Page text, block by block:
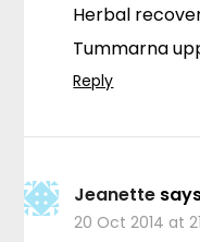
Herbal
Tummarna
Reply
Jeanette
20 Oct 2014 at